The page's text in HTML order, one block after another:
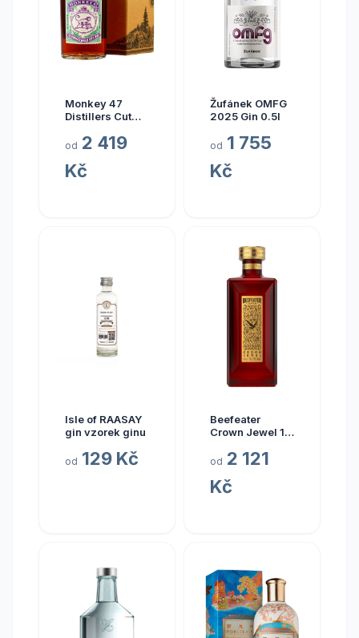
Monkey 47
Distillers Cut
od 2 419
Kč
Žufánek OMFG
2025 Gin 0.5l
od 1 755
Kč
Isle of RAASAY
gin vzorek ginu
od 129 Kč
Beefeater
Crown Jewel 1l
od 2 121
Kč